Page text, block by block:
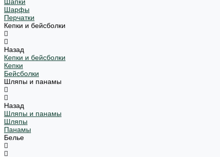
Шарфы
Перчатки
Кепки и бейсболки
Назад
Кепки и бейсболки
Кепки
Бейсболки
Шляпы и панамы
Назад
Шляпы и панамы
Шляпы
Панамы
Белье